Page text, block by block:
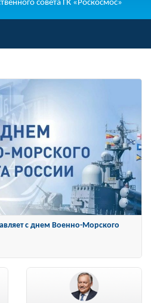
совета ГК «Роскосмос»
Орденом «За заслуги перед